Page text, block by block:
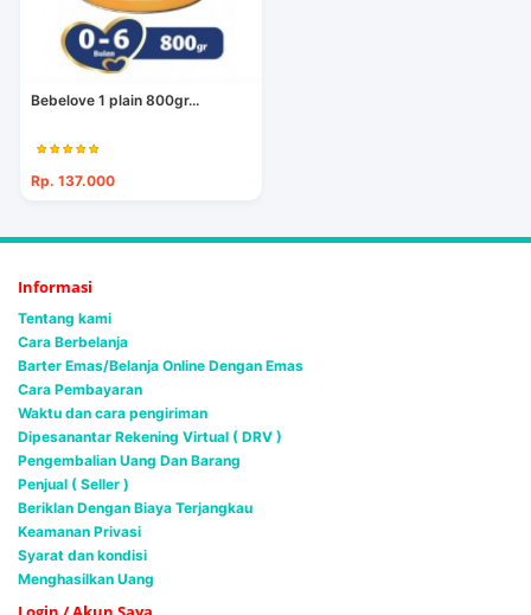
Bebelove 1 plain 800gr...
Rp. 137.000
Informasi
Tentang kami
Cara Berbelanja
Barter Emas/Belanja Online Dengan Emas
Cara Pembayaran
Waktu dan cara pengiriman
Dipesanantar Rekening Virtual ( DRV )
Pengembalian Uang Dan Barang
Penjual ( Seller )
Beriklan Dengan Biaya Terjangkau
Keamanan Privasi
Syarat dan kondisi
Menghasilkan Uang